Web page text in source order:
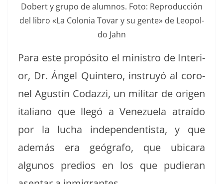
Dobert y grupo de alum­nos. Foto: Repro­duc­ción
del libro «La Colo­nia Tovar y su gente» de Leopol­
do Jahn
Para este propósi­to el min­istro de Inte­ri­
or, Dr. Ángel Quin­tero, instruyó al coro­
nel Agustín Codazzi, un mil­i­tar de ori­gen
ital­iano que llegó a Venezuela atraí­do
por la lucha inde­pen­den­tista, y que
además era geó­grafo, que ubicara
algunos pre­dios en los que pudier­an